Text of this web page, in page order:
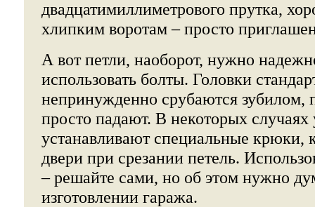
двадцатимиллиметрового прутка,
хлипким воротам – просто
А вот петли, наоборот, нужно
использовать болты. Головки
непринужденно срубаются зубилом,
просто падают. В некоторых
устанавливают специальные крюки,
двери при срезании петель.
– решайте сами, но об этом нужно
изготовлении гаража.